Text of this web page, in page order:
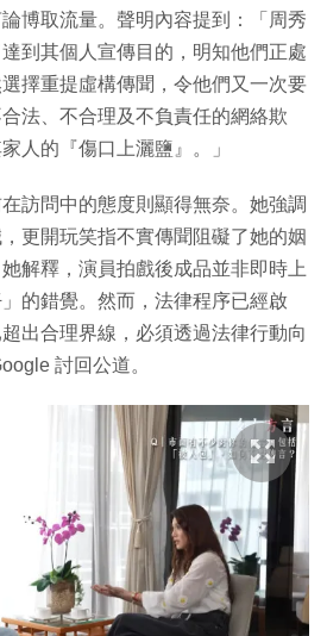
博取流量。聲明內容提到：「周秀
到其個人宣傳目的，明知他們正處
擇重提虛構傳聞，令他們又一次要
法、不合理及不負責任的網絡欺
人的『傷口上灑鹽』。」
訪問中的態度則顯得無奈。她強調
更開玩笑指不實傳聞阻礙了她的姻
解釋，演員拍戲後成品並非即時上
的錯覺。然而，法律程序已經啟
出合理界線，必須透過法律行動向
討回公道。